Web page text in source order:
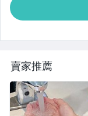
賣家推薦